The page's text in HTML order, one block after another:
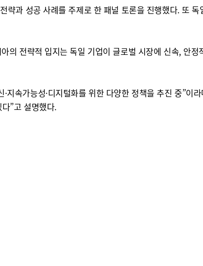
과 성공 사례를 주제로 한 패널 토론을 진행했다. 또
의 전략적 입지는 독일 기업이 글로벌 시장에 신속, 안
속가능성·디지털화를 위한 다양한 정책을 추진 중”이
”고 설명했다.